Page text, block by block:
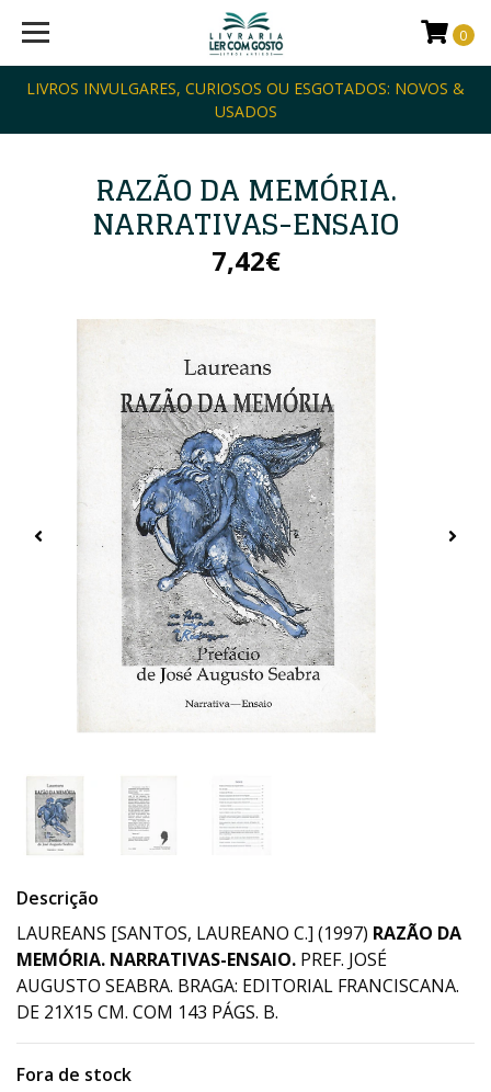
LIVROS INVULGARES, CURIOSOS OU ESGOTADOS: NOVOS &
USADOS
0
RAZÃO DA MEMÓRIA.
NARRATIVAS-ENSAIO
7,42€
Descrição
LAUREANS [SANTOS, LAUREANO C.] (1997) RAZÃO DA
MEMÓRIA. NARRATIVAS-ENSAIO. PREF. JOSÉ
AUGUSTO SEABRA. BRAGA: EDITORIAL FRANCISCANA.
DE 21X15 CM. COM 143 PÁGS. B.
Fora de stock